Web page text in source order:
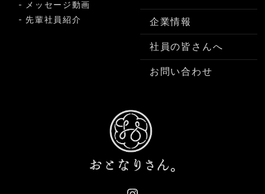
メッセージ動画
先輩社員紹介
企業情報
社員の皆さんへ
お問い合わせ